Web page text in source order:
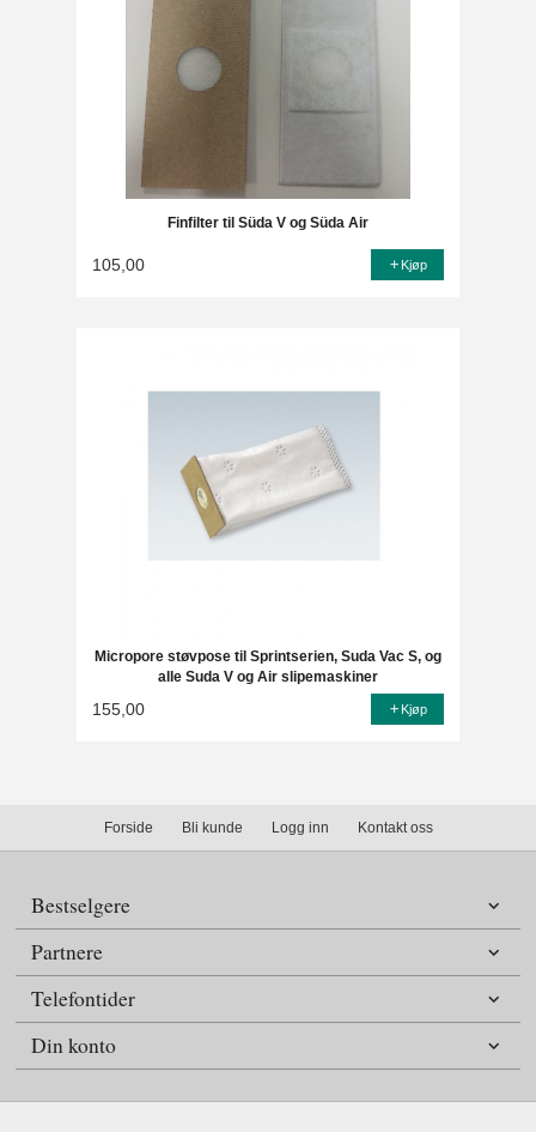
Finfilter til Süda V og Süda Air
105,00 Kjøp
Micropore støvpose til Sprintserien, Suda Vac S, og
alle Suda V og Air slipemaskiner
155,00 Kjøp
Forside Bli kunde Logg inn Kontakt oss
Bestselgere
Partnere
Telefontider
Din konto